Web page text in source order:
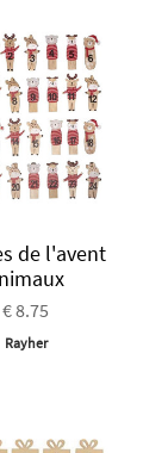
de l'avent
€ 8.75
Rayher